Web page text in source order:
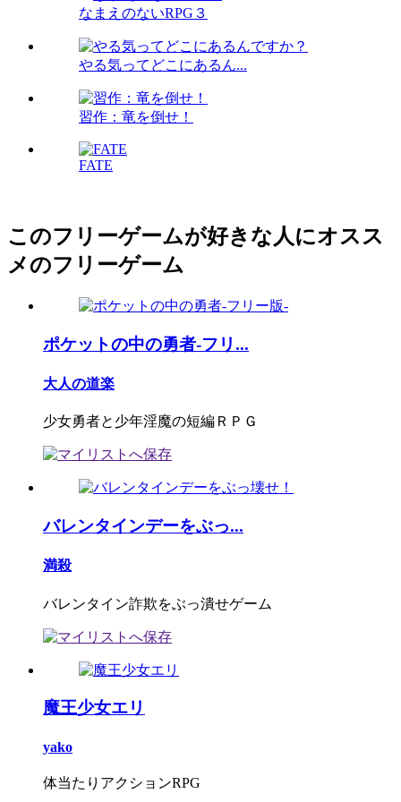
なまえのないRPG３
やる気ってどこにあるん...
習作：竜を倒せ！
FATE
このフリーゲームが好きな人にオスス
メのフリーゲーム
ポケットの中の勇者-フリ...
大人の道楽
少女勇者と少年淫魔の短編ＲＰＧ
バレンタインデーをぶっ...
満殺
バレンタイン詐欺をぶっ潰せゲーム
魔王少女エリ
yako
体当たりアクションRPG